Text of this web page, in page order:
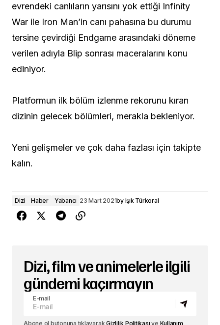
evrendeki canlıların yarısını yok ettiği Infinity
War ile Iron Man’in canı pahasına bu durumu
tersine çevirdiği Endgame arasındaki döneme
verilen adıyla Blip sonrası maceralarını konu
ediniyor.
Platformun ilk bölüm izlenme rekorunu kıran
dizinin gelecek bölümleri, merakla bekleniyor.
Yeni gelişmeler ve çok daha fazlası için takipte
kalın.
Dizi Haber Yabancı 23 Mart 2021by Işık Türkoral
Dizi, film ve animelerle ilgili
gündemi kaçırmayın
E-mail
Abone ol butonuna tıklayarakGizlilik Politikası ve Kullanım